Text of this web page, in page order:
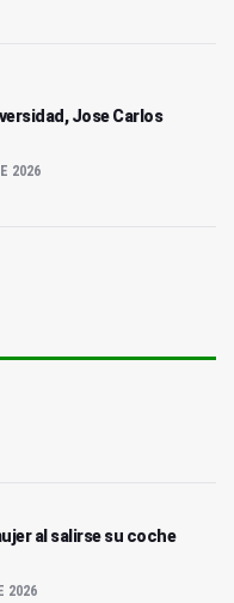
Jose Carlos
2026
al salirse su coche
2026